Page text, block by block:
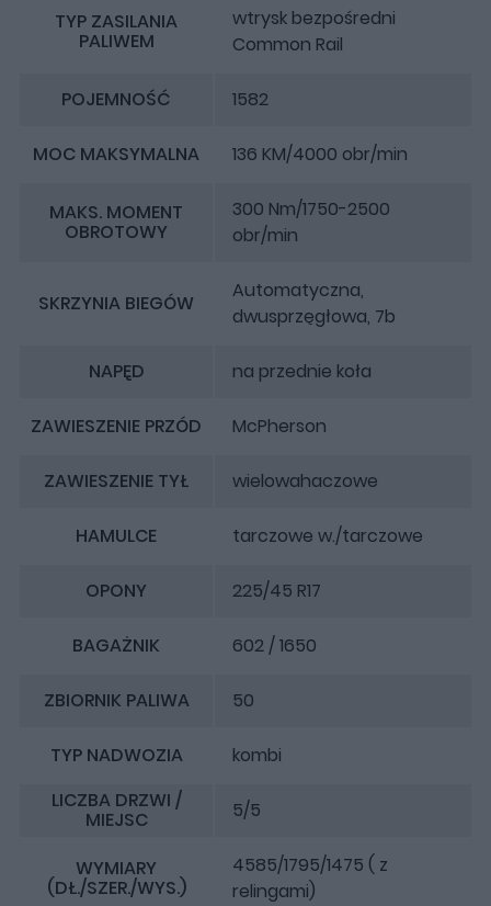
TYP ZASILANIA
PALIWEM
wtrysk bezpośredni
Common Rail
POJEMNOŚĆ 1582
MOC MAKSYMALNA 136 KM/4000 obr/min
MAKS. MOMENT
OBROTOWY
300 Nm/1750-2500
obr/min
SKRZYNIA BIEGÓW
Automatyczna,
dwusprzęgłowa, 7b
NAPĘD na przednie koła
ZAWIESZENIE PRZÓD McPherson
ZAWIESZENIE TYŁ wielowahaczowe
HAMULCE tarczowe w./tarczowe
OPONY 225/45 R17
BAGAŻNIK 602 / 1650
ZBIORNIK PALIWA 50
TYP NADWOZIA
kombi
LICZBA DRZWI /
MIEJSC 5/5
WYMIARY
(DŁ./SZER./WYS.)
4585/1795/1475 ( z
relingami)